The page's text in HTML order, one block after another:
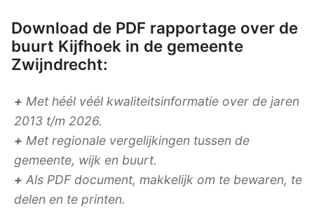
Download de PDF rapportage over de
buurt Kijfhoek in de gemeente
Zwijndrecht:
+ Met héél véél kwaliteitsinformatie over de jaren
2013 t/m 2026.
+ Met regionale vergelijkingen tussen de
gemeente, wijk en buurt.
+ Als PDF document, makkelijk om te bewaren, te
delen en te printen.